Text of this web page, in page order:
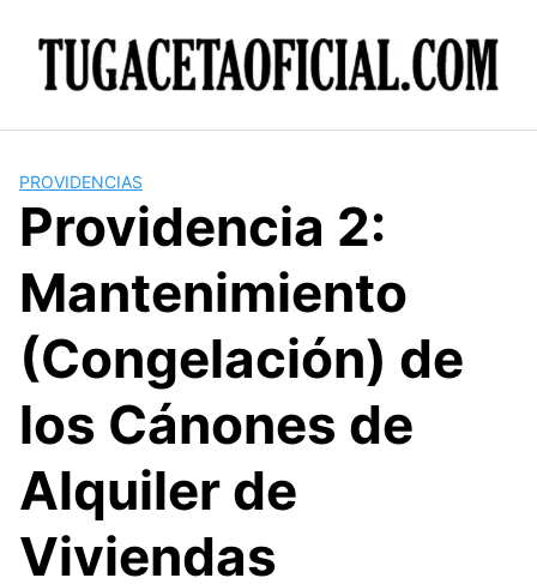
PROVIDENCIAS
Providencia 2:
Mantenimiento
(Congelación) de
los Cánones de
Alquiler de
Viviendas